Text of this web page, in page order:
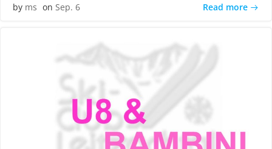
by ms on Sep. 6 Read more